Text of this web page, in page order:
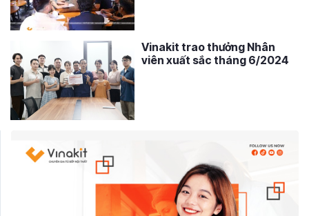
Vinakit trao thưởng Nhân
viên xuất sắc tháng 6/2024